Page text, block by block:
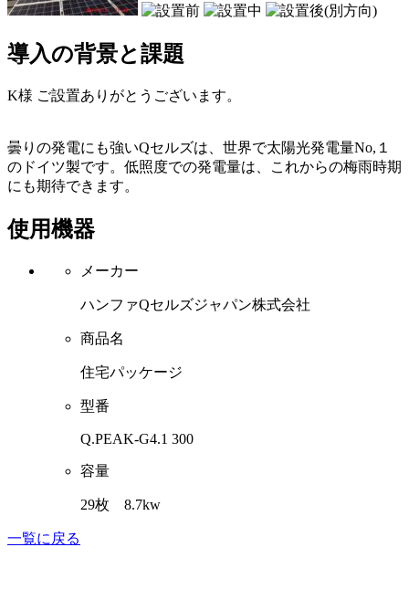
導入の背景と課題
K様 ご設置ありがとうございます。
曇りの発電にも強いQセルズは、世界で太陽光発電量No,１
のドイツ製です。低照度での発電量は、これからの梅雨時期
にも期待できます。
使用機器
メーカー
ハンファQセルズジャパン株式会社
商品名
住宅パッケージ
型番
Q.PEAK-G4.1 300
容量
29枚 8.7kw
一覧に戻る